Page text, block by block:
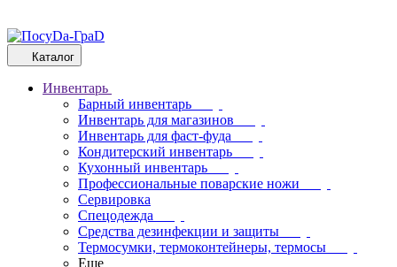
Каталог
Инвентарь
Барный инвентарь
Инвентарь для магазинов
Инвентарь для фаст-фуда
Кондитерский инвентарь
Кухонный инвентарь
Профессиональные поварские ножи
Сервировка
Спецодежда
Средства дезинфекции и защиты
Термосумки, термоконтейнеры, термосы
Еще